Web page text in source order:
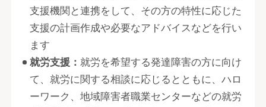
支援機関と連携をして、その方の特性に応じた
支援の計画作成や必要なアドバイスなどを行い
ます
就労支援：就労を希望する発達障害の方に向け
て、就労に関する相談に応じるとともに、ハロ
ーワーク、地域障害者職業センターなどの就労